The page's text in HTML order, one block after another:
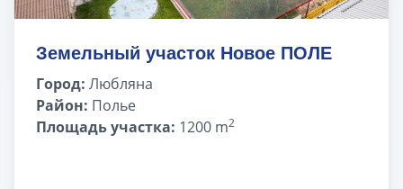
Земельный участок Новое ПОЛЕ
Город: Любляна
Район: Полье
Площадь участка: 1200 m2